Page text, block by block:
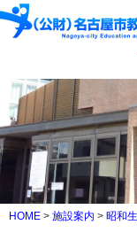
HOME > 施設案内 > 昭和